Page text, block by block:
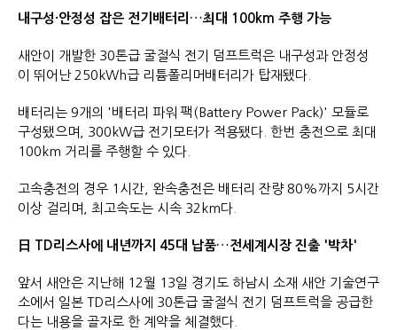
내구성·안정성 잡은 전기배터리…최대 100km 주행 가능
새안이 개발한 30톤급 굴절식 전기 덤프트럭은 내구성과 안정성
이 뛰어난 250kWh급 리튬폴리머배터리가 탑재됐다.
배터리는 9개의 '배터리 파워 팩(Battery Power Pack)' 모듈로
구성됐으며, 300kW급 전기모터가 적용됐다. 한번 충전으로 최대
100km 거리를 주행할 수 있다.
고속충전의 경우 1시간, 완속충전은 배터리 잔량 80%까지 5시간
이상 걸리며, 최고속도는 시속 32km다.
日 TD리스사에 내년까지 45대 납품…전세계시장 진출 '박차'
앞서 새안은 지난해 12월 13일 경기도 하남시 소재 새안 기술연구
소에서 일본 TD리스사에 30톤급 굴절식 전기 덤프트럭을 공급한
다는 내용을 골자로 한 계약을 체결했다.